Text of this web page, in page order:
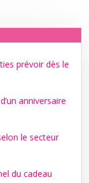
prévoir dès le
anniversaire
le secteur
du cadeau